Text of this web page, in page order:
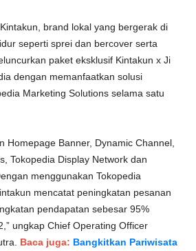
brand lokal yang bergerak di
seperti sprei dan bercover serta
paket eksklusif Kintakun x Ji
dengan memanfaatkan solusi
Marketing Solutions selama satu
Homepage Banner, Dynamic Channel,
Tokopedia Display Network dan
menggunakan Tokopedia
mencatat peningkatan pesanan
pendapatan sebesar 95%
ungkap Chief Operating Officer
Baca juga: Bangkitkan Pariwisata